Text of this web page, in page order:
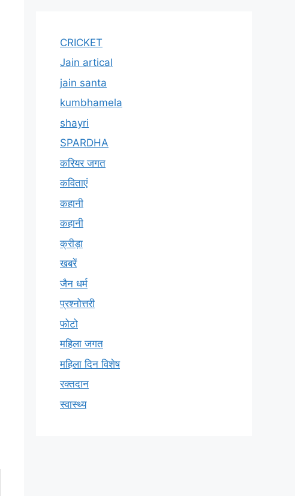
CRICKET
Jain artical
jain santa
kumbhamela
shayri
SPARDHA
करियर जगत
कविताएं
कहानी
कहानी
क्रीड़ा
खबरें
जैन धर्म
प्रश्नोत्तरी
फोटो
महिला जगत
महिला दिन विशेष
रक्तदान
स्वास्थ्य